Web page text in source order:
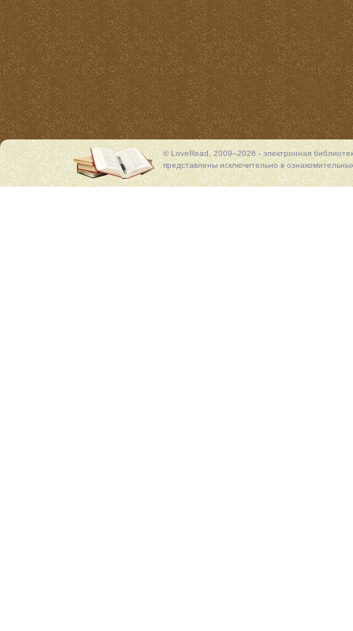
© LoveRead, 2009–2026 - электронная
представлены исключительно в